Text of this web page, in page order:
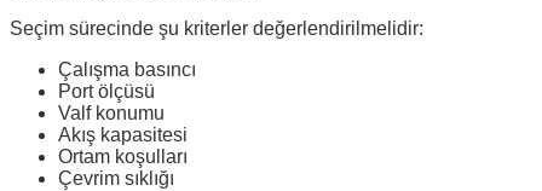
Seçim sürecinde şu kriterler değerlendirilmelidir:
Çalışma basıncı
Port ölçüsü
Valf konumu
Akış kapasitesi
Ortam koşulları
Çevrim sıklığı